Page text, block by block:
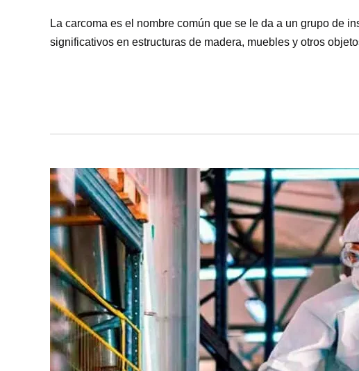
La carcoma es el nombre común que se le da a un grupo de
significativos en estructuras de madera, muebles y otros